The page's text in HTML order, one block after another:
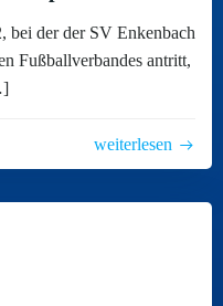
bei der der SV Enkenbach
Fußballverbandes antritt,
weiterlesen